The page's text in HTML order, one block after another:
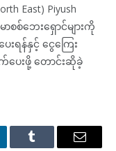
East) Piyush
စစ်ဘေးရှောင်များကို
န်နှင့် ငွေကြေး
ပေးဖို့ တောင်းဆိုခဲ့
Tumblr Email